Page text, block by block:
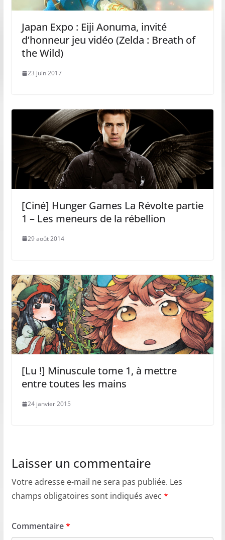
Japan Expo : Eiji Aonuma, invité
d’honneur jeu vidéo (Zelda : Breath of
the Wild)
23 juin 2017
[Ciné] Hunger Games La Révolte partie
1 – Les meneurs de la rébellion
29 août 2014
[Lu !] Minuscule tome 1, à mettre
entre toutes les mains
24 janvier 2015
Laisser un commentaire
Votre adresse e-mail ne sera pas publiée. Les
champs obligatoires sont indiqués avec *
Commentaire*